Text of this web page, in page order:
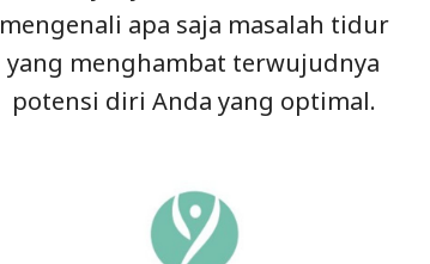
mengenali apa saja masalah tidur
yang menghambat terwujudnya
potensi diri Anda yang optimal.